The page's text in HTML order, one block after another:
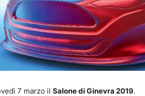
7 marzo il Salone di Ginevra 2019.